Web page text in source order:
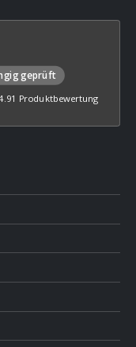
geprüft
Produktbewertung